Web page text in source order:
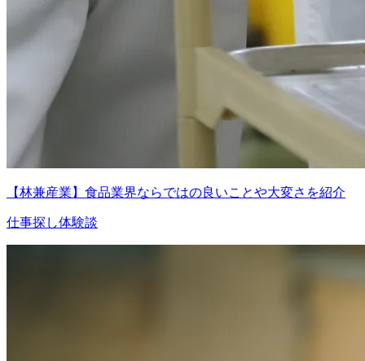
【林兼産業】食品業界ならではの良いことや大変さを紹介
仕事探し体験談